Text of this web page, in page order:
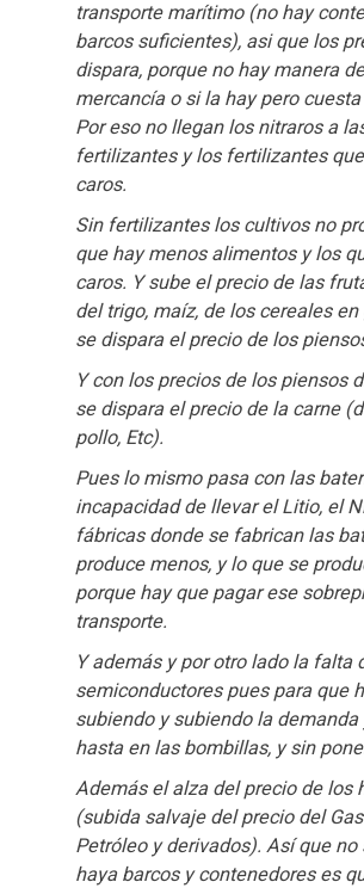
transporte marítimo (no hay
barcos suficientes), asi que los
dispara, porque no hay manera
mercancía o si la hay pero cuesta
Por eso no llegan los nitraros a
fertilizantes y los fertilizantes
caros.
Sin fertilizantes los cultivos no
que hay menos alimentos y los
caros. Y sube el precio de las
del trigo, maíz, de los cereales
se dispara el precio de los
Y con los precios de los piensos
se dispara el precio de la carne
pollo, Etc).
Pues lo mismo pasa con las
incapacidad de llevar el Litio, el
fábricas donde se fabrican las
produce menos, y lo que se
porque hay que pagar ese
transporte.
Y además y por otro lado la falta
semiconductores pues para que
subiendo y subiendo la
hasta en las bombillas, y sin
Además el alza del precio de los
(subida salvaje del precio del
Petróleo y derivados). Así que no
haya barcos y contenedores es